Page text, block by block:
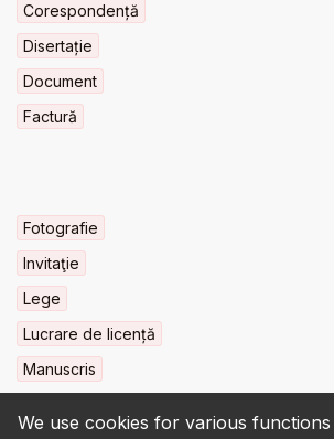
We use cookies for various
Corespondență
Disertație
Document
Factură
Fotografie
Invitaţie
Lege
Lucrare de licență
Manuscris